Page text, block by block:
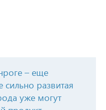
– еще
развитая
уже могут